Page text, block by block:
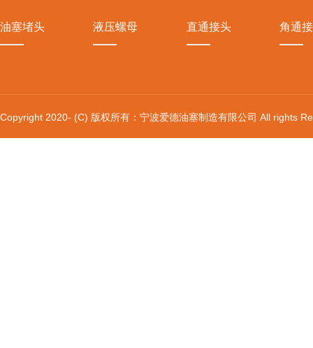
油塞堵头 液压螺母 直通接头 角通
Copyright 2020- (C) 版权所有：宁波爱德油塞制造有限公司 All rights